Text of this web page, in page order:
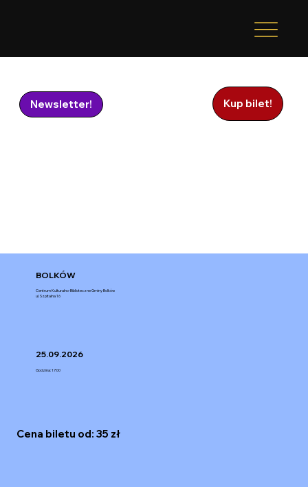
BOLKÓW
Centrum Kulturalno-Biblioteczne Gminy Bolków
ul. Szpitalna 16
25.09.2026
Godzina: 17:00
Cena biletu od: 35 zł
Kup bilet!
Newsletter!